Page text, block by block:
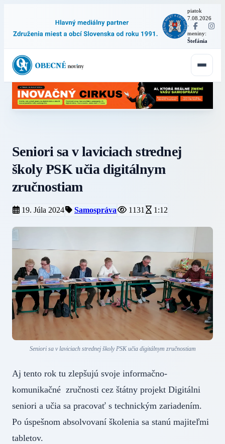
piatok
7.08.2026
·
meniny:
Štefánia
Seniori sa v laviciach strednej
školy PSK učia digitálnym
zručnostiam
19. Júla 2024 Samospráva 1131 1:12
Seniori sa v laviciach strednej školy PSK učia digitálnym zručnostiam
Aj tento rok tu zlepšujú svoje informačno-
komunikačné zručnosti cez štátny projekt Digitálni
seniori a učia sa pracovať s technickým zariadením.
Po úspešnom absolvovaní školenia sa stanú majiteľmi
tabletov.